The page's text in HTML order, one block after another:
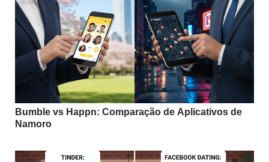
Bumble vs Happn: Comparação de Aplicativos de
Namoro